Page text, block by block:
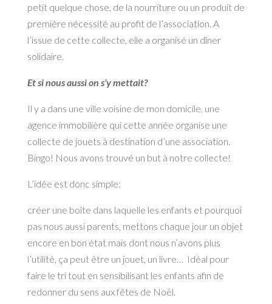
petit quelque chose, de la nourriture ou un produit de
première nécessité au profit de l’association. A
l’issue de cette collecte, elle a organisé un dîner
solidaire.
Et si nous aussi on s’y mettait?
Il y a dans une ville voisine de mon domicile, une
agence immobilière qui cette année organise une
collecte de jouets à destination d’une association.
Bingo! Nous avons trouvé un but à notre collecte!
L’idée est donc simple:
créer une boîte dans laquelle les enfants et pourquoi
pas nous aussi parents, mettons chaque jour un objet
encore en bon état mais dont nous n’avons plus
l’utilité, ça peut être un jouet, un livre… Idéal pour
faire le tri tout en sensibilisant les enfants afin de
redonner du sens aux fêtes de Noël.